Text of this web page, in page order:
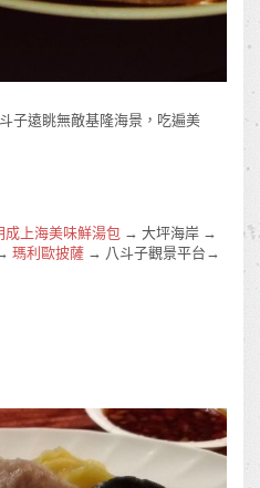
子遠眺無敵基隆海景，吃遍美
成上海美味鮮湯包 → 大坪海岸 →
瑪利歐披薩 → 八斗子觀景平台→